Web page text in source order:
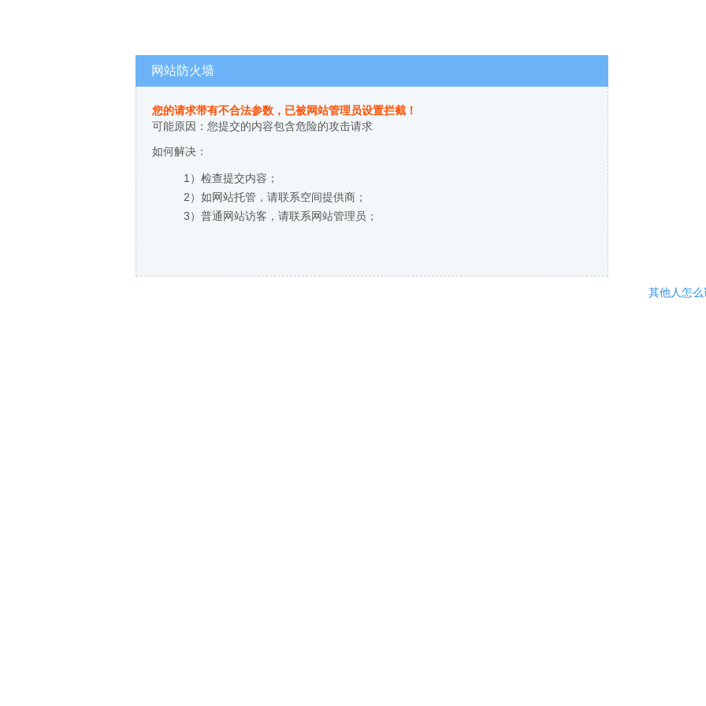
网站防火墙
您的请求带有不合法参数，已被网站管理员设置拦截！
可能原因：您提交的内容包含危险的攻击请求
如何解决：
1）检查提交内容；
2）如网站托管，请联系空间提供商；
3）普通网站访客，请联系网站管理员；
其他人怎么